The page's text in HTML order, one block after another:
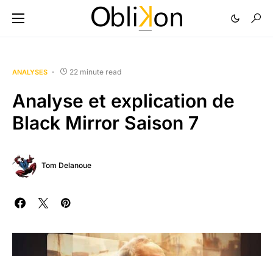
ANALYSES 22 minute read
Analyse et explication de
Black Mirror Saison 7
Tom Delanoue